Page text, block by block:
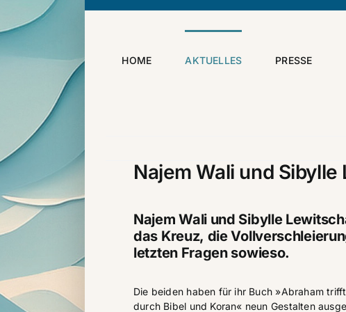
content
HOME AKTUELLES PRESSE
Najem Wali und
Najem Wali und Sibylle
das Kreuz, die
letzten Fragen sowieso.
Die beiden ha­ben für ihr Buch »Abra­ham
durch Bi­bel und Ko­ran« neun Ge­stal­ten